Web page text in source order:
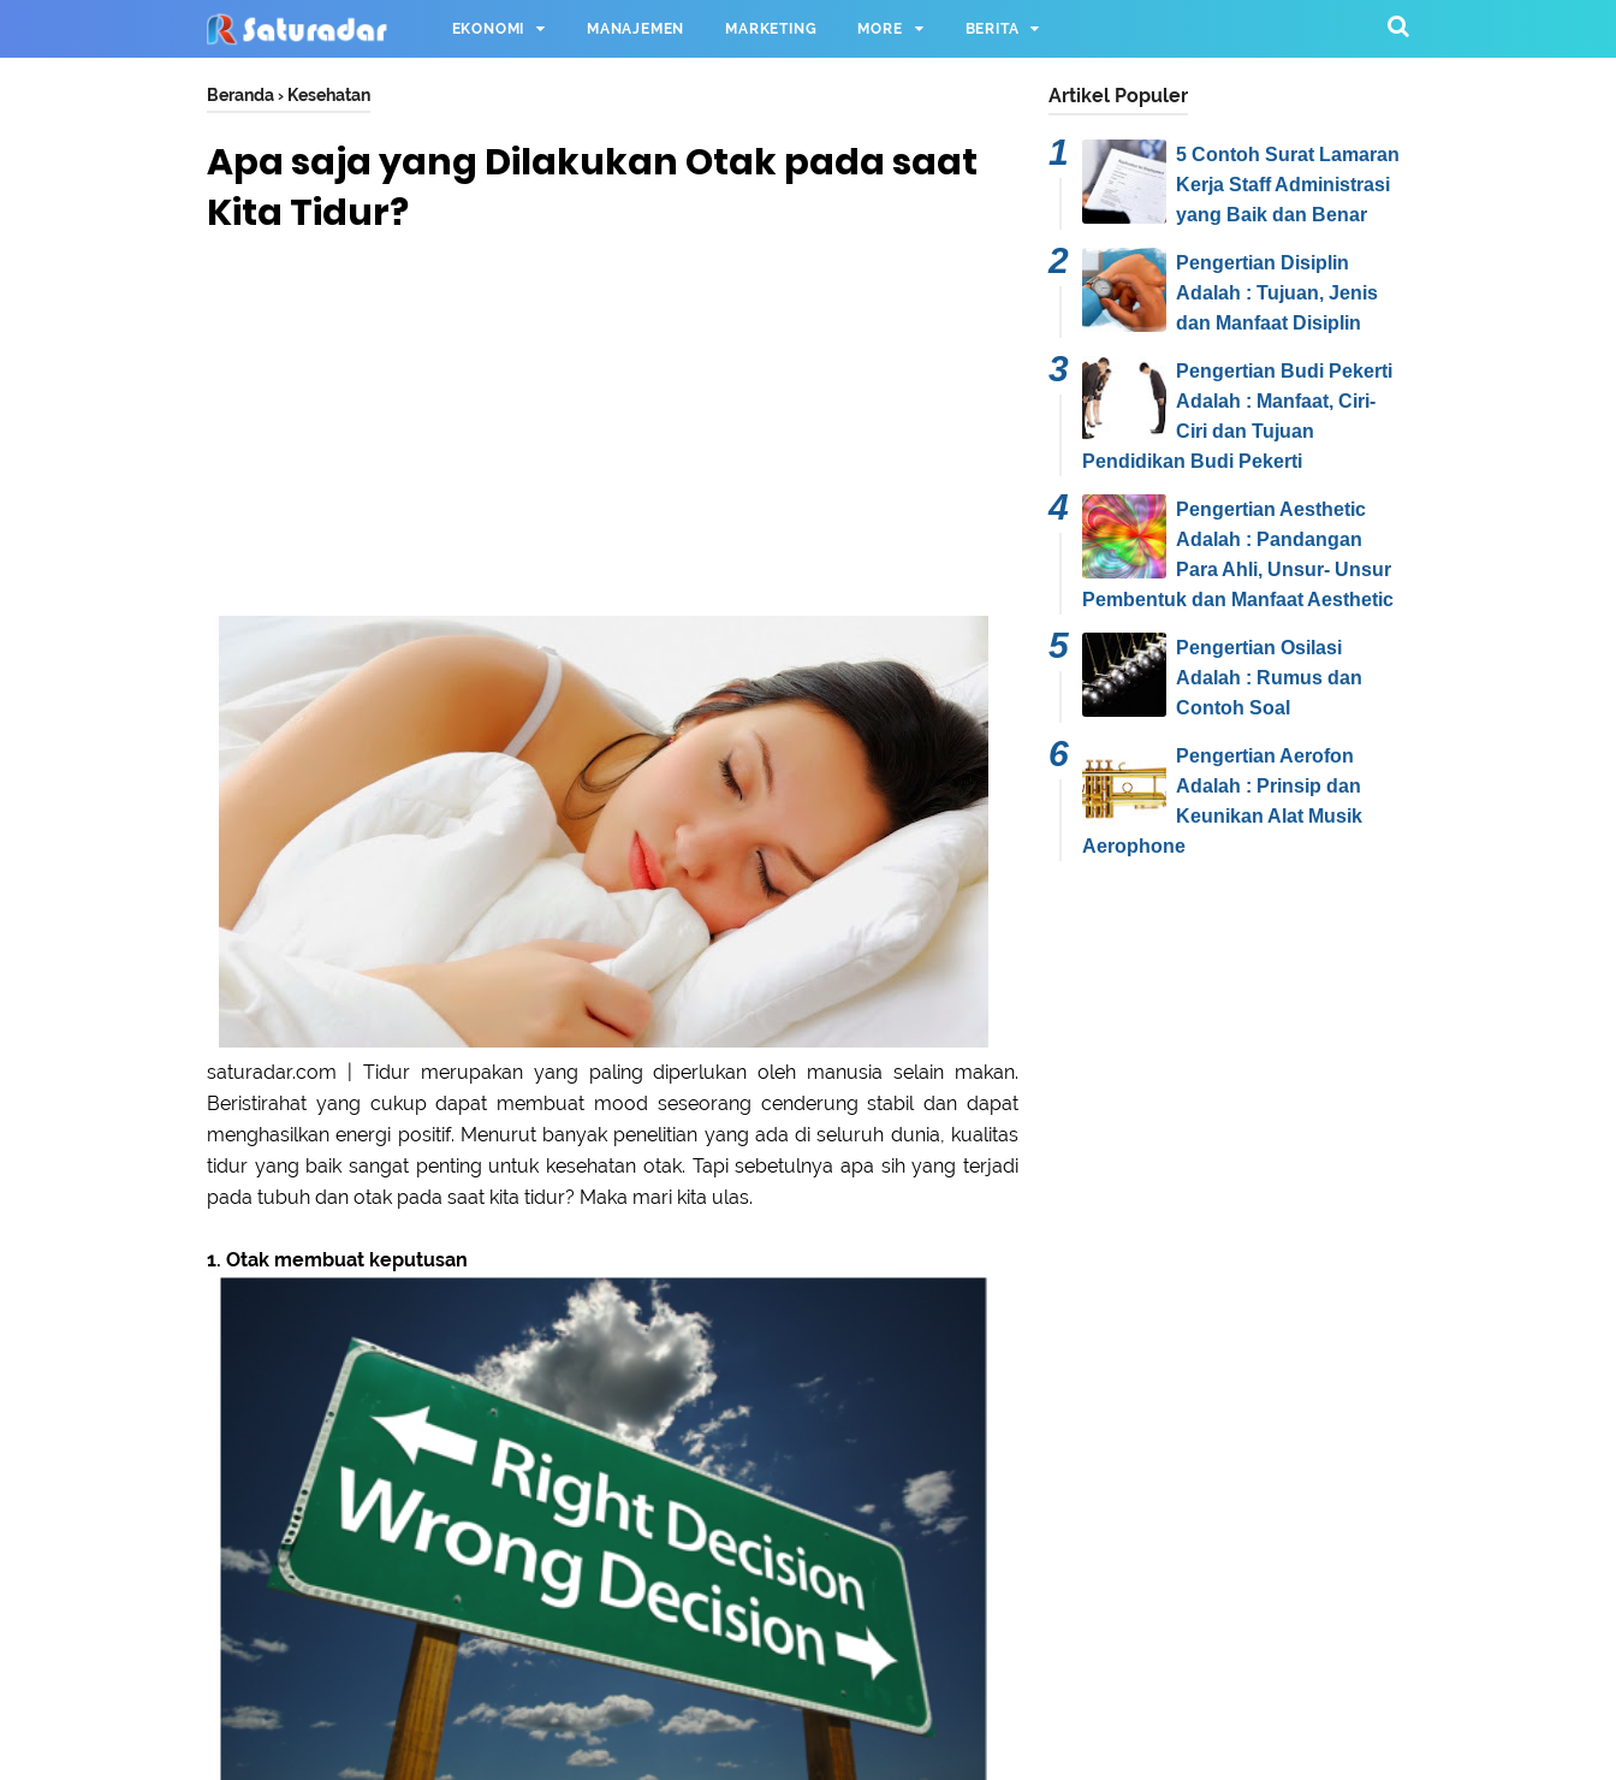
EKONOMI MANAJEMEN MARKETING MORE BERITA
Beranda› Kesehatan
Apa saja yang Dilakukan Otak pada saat
Kita Tidur?
saturadar.com |
Tidur merupakan yang paling diperlukan oleh manusia selain makan.
Beristirahat yang cukup dapat membuat mood seseorang cenderung stabil dan dapat
menghasilkan energi positif. Menurut banyak penelitian yang ada di seluruh dunia, kualitas
tidur yang baik sangat penting untuk kesehatan otak. Tapi sebetulnya apa sih yang terjadi
pada tubuh dan otak pada saat kita tidur? Maka mari kita ulas.
1. Otak membuat keputusan
Artikel Populer
5 Contoh Surat Lamaran
Kerja Staff Administrasi
yang Baik dan Benar
Pengertian Disiplin
Adalah : Tujuan, Jenis
dan Manfaat Disiplin
Pengertian Budi Pekerti
Adalah : Manfaat, Ciri-
Ciri dan Tujuan
Pendidikan Budi Pekerti
Pengertian Aesthetic
Adalah : Pandangan
Para Ahli, Unsur- Unsur
Pembentuk dan Manfaat Aesthetic
Pengertian Osilasi
Adalah : Rumus dan
Contoh Soal
Pengertian Aerofon
Adalah : Prinsip dan
Keunikan Alat Musik
Aerophone